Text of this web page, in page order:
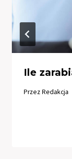
Ile
PrzezRedakcja